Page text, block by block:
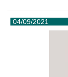
04/09/2021